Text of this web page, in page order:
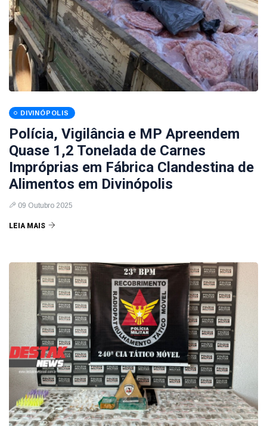
DIVINÓPOLIS
Polícia, Vigilância e MP Apreendem
Quase 1,2 Tonelada de Carnes
Impróprias em Fábrica Clandestina de
Alimentos em Divinópolis
09 Outubro 2025
LEIA MAIS